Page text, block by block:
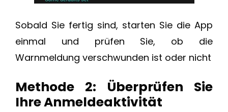
Sobald Sie fertig sind, starten Sie die App
einmal und prüfen Sie, ob die
Warnmeldung verschwunden ist oder nicht
Methode 2: Überprüfen Sie
Ihre Anmeldeaktivität